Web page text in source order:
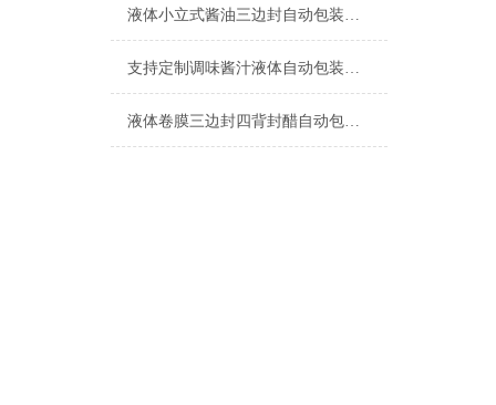
液体小立式酱油三边封自动包装机简介
支持定制调味酱汁液体自动包装机厂家
液体卷膜三边封四背封醋自动包装机厂家